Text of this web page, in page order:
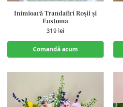
Inimioară Trandafiri Roșii și
Eustoma
319 lei
Comandă acum